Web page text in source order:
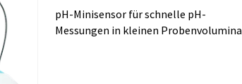
pH-Minisensor für schnelle pH-
Messungen in kleinen Probenvolumina